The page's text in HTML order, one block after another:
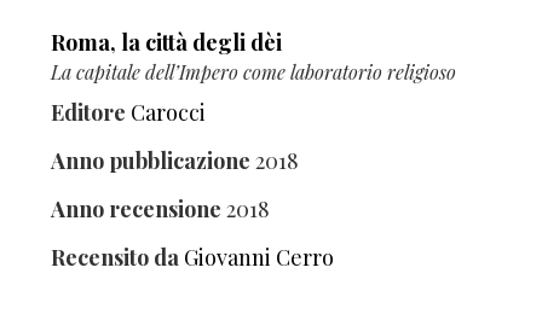
Roma, la città degli dèi
La capitale dell’Impero come laboratorio religioso
Editore Carocci
Anno pubblicazione 2018
Anno recensione 2018
Recensito da Giovanni Cerro